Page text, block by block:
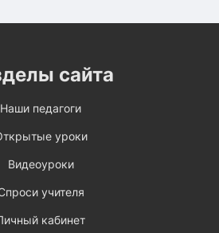
сайта
Наши педагоги
уроки
Видеоуроки
учителя
кабинет